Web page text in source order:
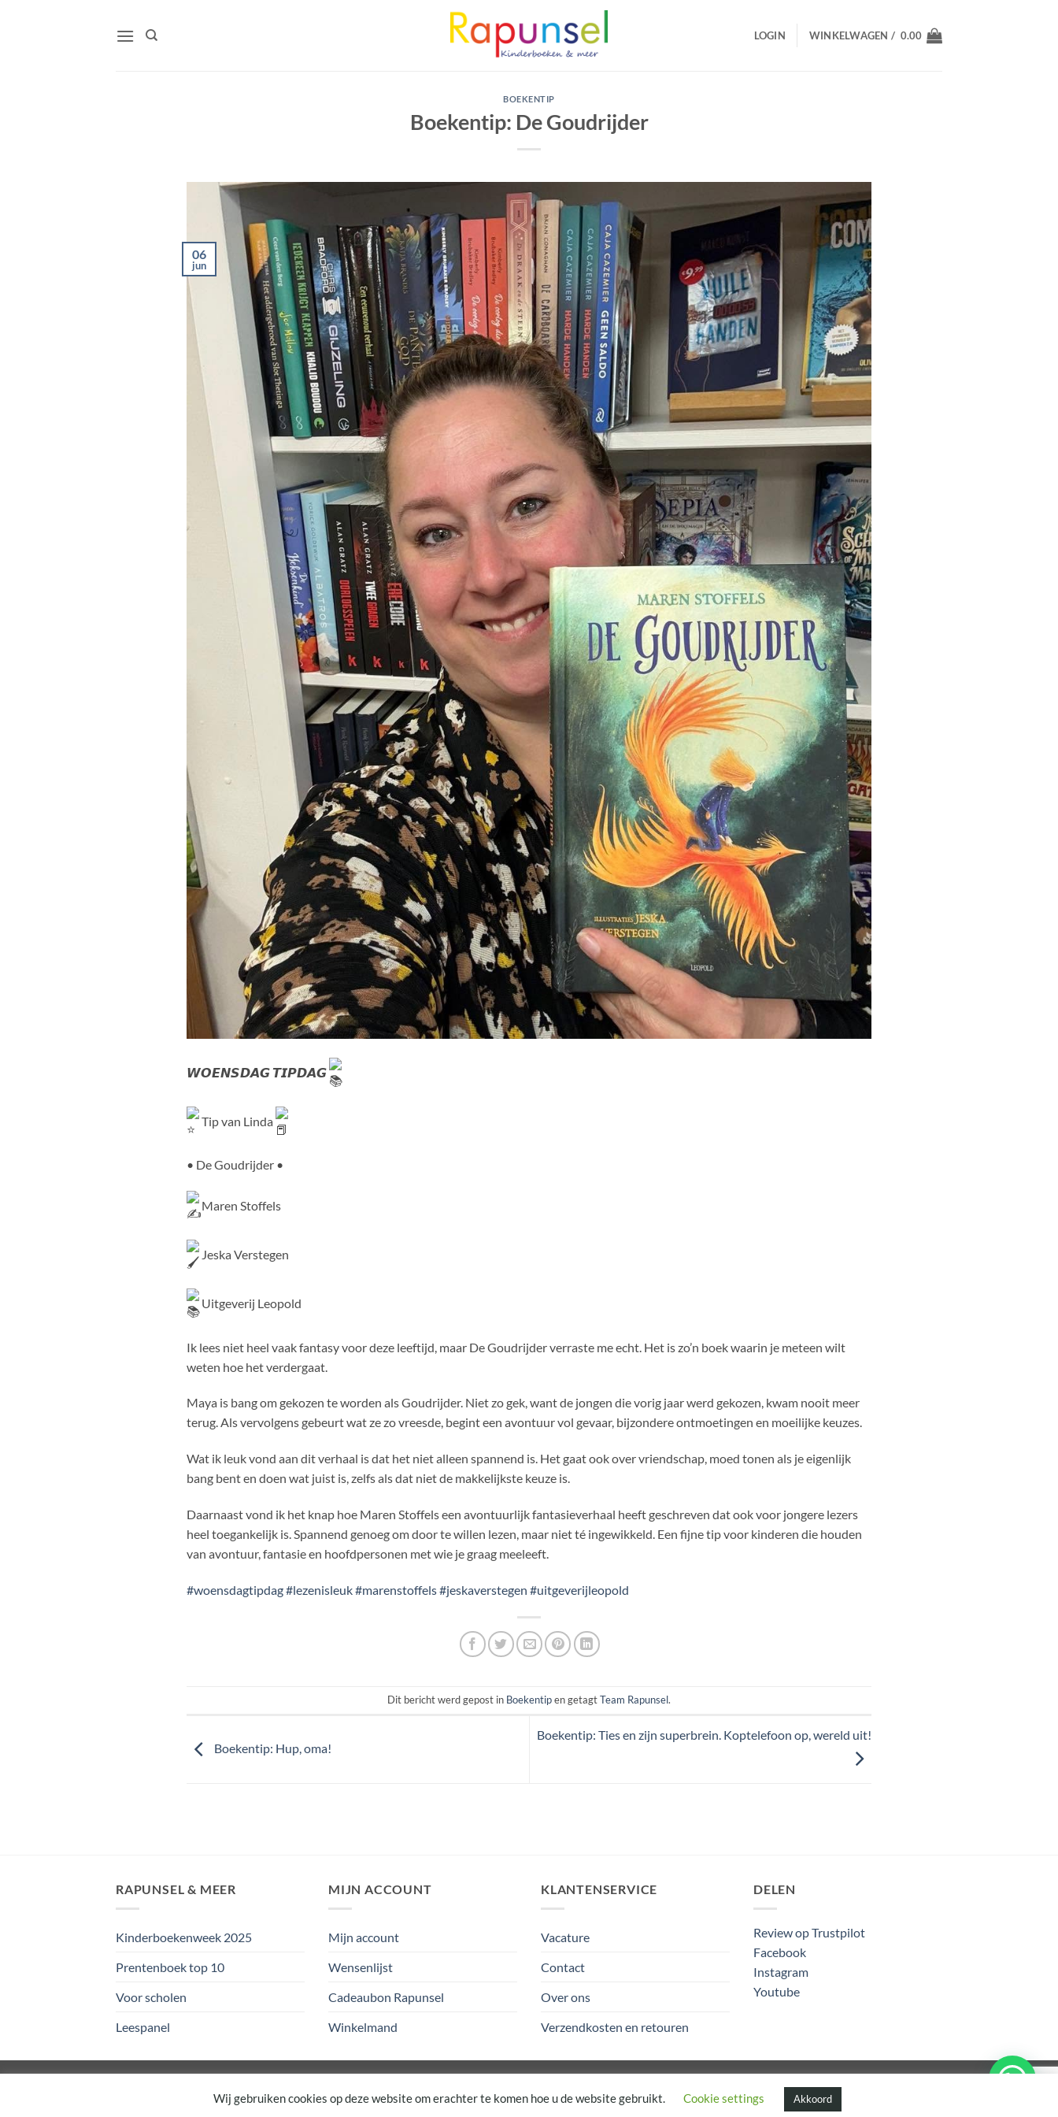
LOGIN WINKELWAGEN / 0.00
BOEKENTIP
Boekentip: De Goudrijder
06
jun
𝙒𝙊𝙀𝙉𝙎𝘿𝘼𝙂 𝙏𝙄𝙋𝘿𝘼𝙂
Tip van Linda
• De Goudrijder •
Maren Stoffels
Jeska Verstegen
Uitgeverij Leopold
Ik lees niet heel vaak fantasy voor deze leeftijd, maar De Goudrijder verraste me echt. Het is zo’n boek waarin je meteen wilt
weten hoe het verdergaat.
Maya is bang om gekozen te worden als Goudrijder. Niet zo gek, want de jongen die vorig jaar werd gekozen, kwam nooit meer
terug. Als vervolgens gebeurt wat ze zo vreesde, begint een avontuur vol gevaar, bijzondere ontmoetingen en moeilijke keuzes.
Wat ik leuk vond aan dit verhaal is dat het niet alleen spannend is. Het gaat ook over vriendschap, moed tonen als je eigenlijk
bang bent en doen wat juist is, zelfs als dat niet de makkelijkste keuze is.
Daarnaast vond ik het knap hoe Maren Stoffels een avontuurlijk fantasieverhaal heeft geschreven dat ook voor jongere lezers
heel toegankelijk is. Spannend genoeg om door te willen lezen, maar niet té ingewikkeld. Een fijne tip voor kinderen die houden
van avontuur, fantasie en hoofdpersonen met wie je graag meeleeft.
#woensdagtipdag#lezenisleuk#marenstoffels#jeskaverstegen #uitgeverijleopold
Dit bericht werd gepost in Boekentipen getagtTeam Rapunsel.
Boekentip: Hup, oma!
Boekentip: Ties en zijn superbrein. Koptelefoon op, wereld uit!
RAPUNSEL & MEER
Kinderboekenweek 2025
Prentenboek top 10
Voor scholen
Leespanel
MIJN ACCOUNT
Mijn account
Wensenlijst
Cadeaubon Rapunsel
Winkelmand
KLANTENSERVICE
Vacature
Contact
Over ons
Verzendkosten en retouren
DELEN
Review op Trustpilot
Facebook
Instagram
Youtube
Copyright 2026 ©Rapunsel
Wij gebruiken cookies op deze website om erachter te komen hoe u de website gebruikt. Cookie settings Akkoord